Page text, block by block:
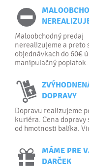
Maloobchodný predaj
nerealizujeme a preto
objednávkach do 60€
manipulačný poplatok.
DOPRAVY
Dopravu realizujeme
kuriéra. Cena dopravy
od hmotnosti balíka.
MÁME PRE
DARČEK